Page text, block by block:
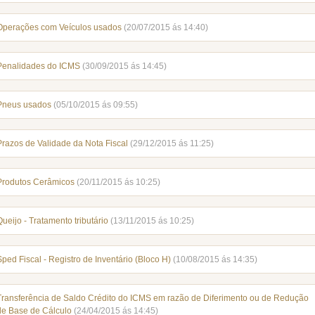
com Veículos usados (20/07/2015 ás 14:40)
do ICMS (30/09/2015 ás 14:45)
usados (05/10/2015 ás 09:55)
de Validade da Nota Fiscal (29/12/2015 ás 11:25)
Cerâmicos (20/11/2015 ás 10:25)
- Tratamento tributário (13/11/2015 ás 10:25)
Fiscal - Registro de Inventário (Bloco H) (10/08/2015 ás 14:35)
de Saldo Crédito do ICMS em razão de Diferimento ou de Redução
Base de Cálculo (24/04/2015 ás 14:45)